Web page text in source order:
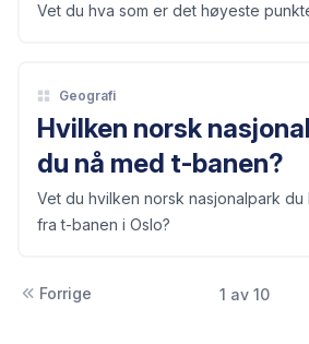
Vet du hva som er det høyeste
Geografi
Hvilken norsk
du nå med t-banen?
Vet du hvilken norsk nasjonalpark
fra t-banen i Oslo?
Forrige 1 av 10